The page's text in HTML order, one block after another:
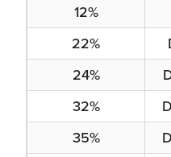
12%
22%
24%
32%
35%